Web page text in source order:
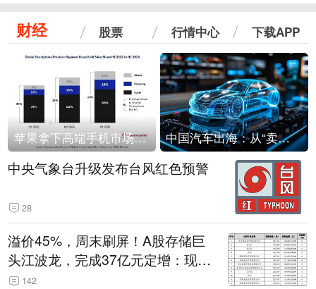
财经 股票 行情中心 下载APP
苹果拿下高端手机市场65%的份额：iPhone 17系列功不可没 中国汽车出海：从“卖出去”到“走进去”
中央气象台升级发布台风红色预警
28
溢价45%，周末刷屏！A股存储巨
头江波龙，完成37亿元定增：现价
386.6元，定增价560元
142